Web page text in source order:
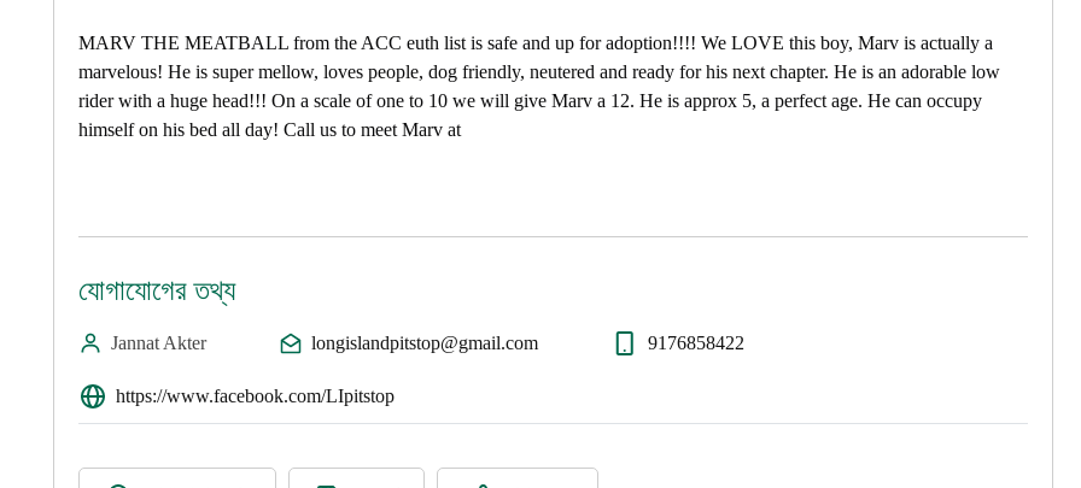
MARV THE MEATBALL from the ACC euth list is safe and up for adoption!!!! We LOVE this boy, Marv is actually a
marvelous! He is super mellow, loves people, dog friendly, neutered and ready for his next chapter. He is an adorable low
rider with a huge head!!! On a scale of one to 10 we will give Marv a 12. He is approx 5, a perfect age. He can occupy
himself on his bed all day! Call us to meet Marv at
যোগাযোগের তথ্য
Jannat Akter longislandpitstop@gmail.com 9176858422
https://www.facebook.com/LIpitstop